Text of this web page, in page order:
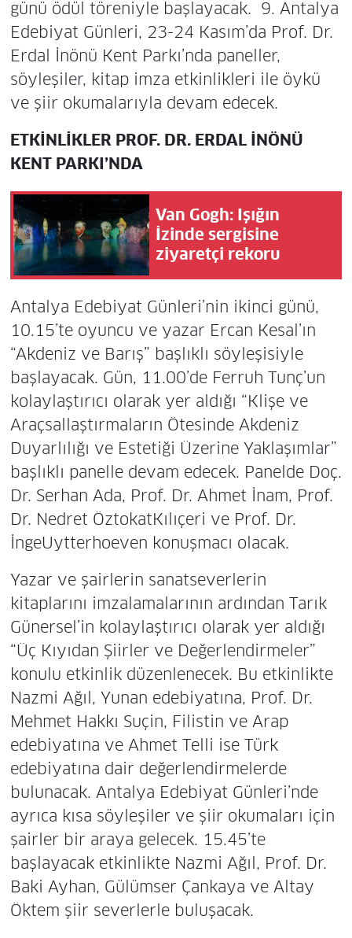
günü ödül töreniyle başlayacak. 9. Antalya
Edebiyat Günleri, 23-24 Kasım’da Prof. Dr.
Erdal İnönü Kent Parkı’nda paneller,
söyleşiler, kitap imza etkinlikleri ile öykü
ve şiir okumalarıyla devam edecek.
ETKİNLİKLER PROF. DR. ERDAL İNÖNÜ
KENT PARKI’NDA
Van Gogh: Işığın
İzinde sergisine
ziyaretçi rekoru
Antalya Edebiyat Günleri’nin ikinci günü,
10.15’te oyuncu ve yazar Ercan Kesal’ın
“Akdeniz ve Barış” başlıklı söyleşisiyle
başlayacak. Gün, 11.00’de Ferruh Tunç’un
kolaylaştırıcı olarak yer aldığı “Klişe ve
Araçsallaştırmaların Ötesinde Akdeniz
Duyarlılığı ve Estetiği Üzerine Yaklaşımlar”
başlıklı panelle devam edecek. Panelde Doç.
Dr. Serhan Ada, Prof. Dr. Ahmet İnam, Prof.
Dr. Nedret ÖztokatKılıçeri ve Prof. Dr.
İngeUytterhoeven konuşmacı olacak.
Yazar ve şairlerin sanatseverlerin
kitaplarını imzalamalarının ardından Tarık
Günersel’in kolaylaştırıcı olarak yer aldığı
“Üç Kıyıdan Şiirler ve Değerlendirmeler”
konulu etkinlik düzenlenecek. Bu etkinlikte
Nazmi Ağıl, Yunan edebiyatına, Prof. Dr.
Mehmet Hakkı Suçin, Filistin ve Arap
edebiyatına ve Ahmet Telli ise Türk
edebiyatına dair değerlendirmelerde
bulunacak. Antalya Edebiyat Günleri’nde
ayrıca kısa söyleşiler ve şiir okumaları için
şairler bir araya gelecek. 15.45’te
başlayacak etkinlikte Nazmi Ağıl, Prof. Dr.
Baki Ayhan, Gülümser Çankaya ve Altay
Öktem şiir severlerle buluşacak.